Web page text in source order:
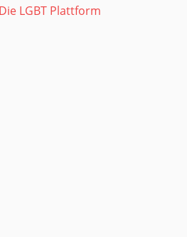
LGBT Plattform